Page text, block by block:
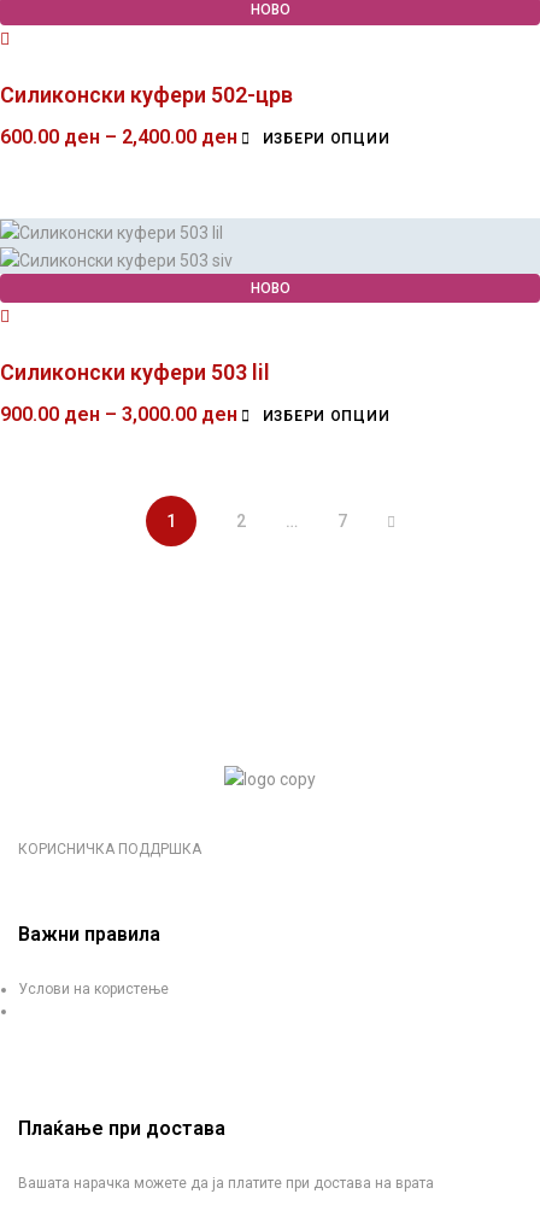
НОВО
Силиконски куфери 502-црв
600.00 ден – 2,400.00 ден ИЗБЕРИ ОПЦИИ
НОВО
Силиконски куфери 503 lil
900.00 ден – 3,000.00 ден ИЗБЕРИ ОПЦИИ
1 2 … 7
КОРИСНИЧКА ПОДДРШКА
Важни правила
Услови на користење
Плаќање при достава
Вашата нарачка можете да ја платите при достава на врата